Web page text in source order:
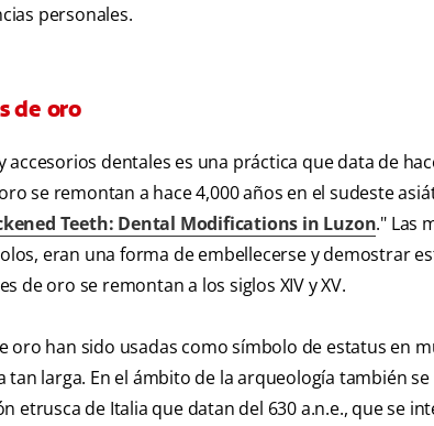
personales.
de oro
accesorios dentales es una práctica que data de
se remontan a hace 4,000 años en el sudeste
Teeth: Dental Modifications in Luzon." Las
eran una forma de embellecerse y demostrar
de oro se remontan a los siglos XIV y XV.
oro han sido usadas como símbolo de estatus en
tan larga. En el ámbito de la arqueología también
etrusca de Italia que datan del 630 a.n.e., que se